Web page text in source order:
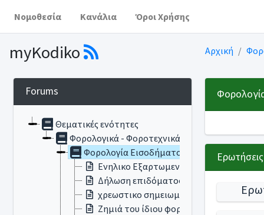
Νομοθεσία Κανάλια Όροι Χρήσης
myKodiko Αρχική
Forums
Θεματικές ενότητες
Φορολογικά - Φοροτεχνικά
Φορολογία Εισοδήματος
Ενηλικο Εξαρτωμενο τεκνο
Δήλωση επιδόματος ασθενείας
χρεωστικο σημειωμα
Ζημιά του ίδιου φορολογικού έτους